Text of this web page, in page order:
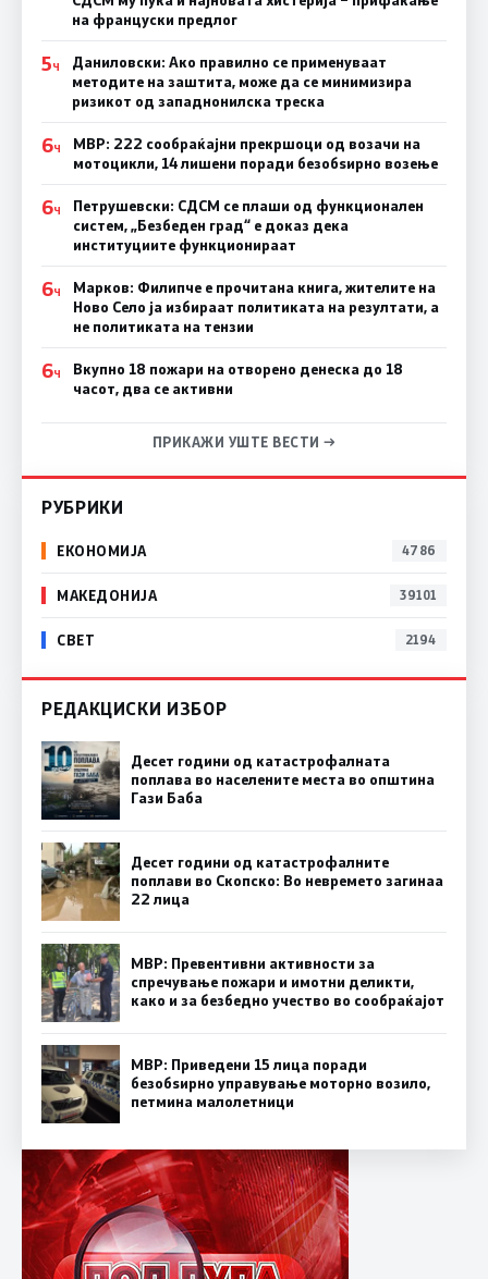
на француски предлог
5Ч
Даниловски: Ако правилно се применуваат
методите на заштита, може да се минимизира
ризикот од западнонилска треска
6Ч
МВР: 222 сообраќајни прекршоци од возачи на
мотоцикли, 14 лишени поради безобѕирно возење
6Ч
Петрушевски: СДСМ се плаши од функционален
систем, „Безбеден град“ е доказ дека
институциите функционираат
6Ч
Марков: Филипче е прочитана книга, жителите на
Ново Село ја избираат политиката на резултати, а
не политиката на тензии
6Ч
Вкупно 18 пожари на отворено денеска до 18
часот, два се активни
ПРИКАЖИ УШТЕ ВЕСТИ →
РУБРИКИ
ЕКОНОМИЈА 4786
МАКЕДОНИЈА 39101
СВЕТ 2194
РЕДАКЦИСКИ ИЗБОР
Десет години од катастрофалната
поплава во населените места во општина
Гази Баба
Десет години од катастрофалните
поплави во Скопско: Во невремето загинаа
22 лица
МВР: Превентивни активности за
спречување пожари и имотни деликти,
како и за безбедно учество во сообраќајот
МВР: Приведени 15 лица поради
безобѕирно управување моторно возило,
петмина малолетници